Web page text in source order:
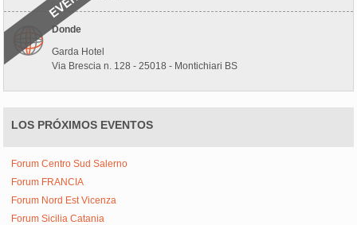
Donde
Garda Hotel
Via Brescia n. 128 - 25018 - Montichiari BS
LOS PRÓXIMOS EVENTOS
Forum Centro Sud Salerno
Forum FRANCIA
Forum Nord Est Vicenza
Forum Sicilia Catania